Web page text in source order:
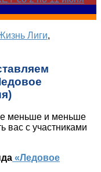
Лиги,
меньше и меньше
вас с участниками
«Ледовое